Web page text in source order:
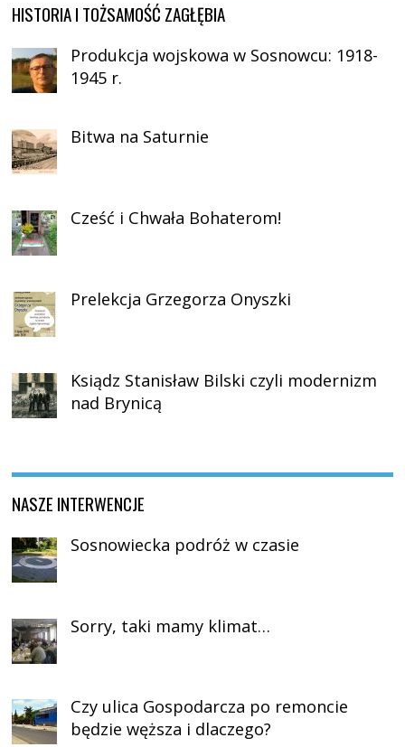
HISTORIA I TOŻSAMOŚĆ ZAGŁĘBIA
Produkcja wojskowa w Sosnowcu: 1918-
1945 r.
Bitwa na Saturnie
Cześć i Chwała Bohaterom!
Prelekcja Grzegorza Onyszki
Ksiądz Stanisław Bilski czyli modernizm
nad Brynicą
NASZE INTERWENCJE
Sosnowiecka podróż w czasie
Sorry, taki mamy klimat…
Czy ulica Gospodarcza po remoncie
będzie węższa i dlaczego?